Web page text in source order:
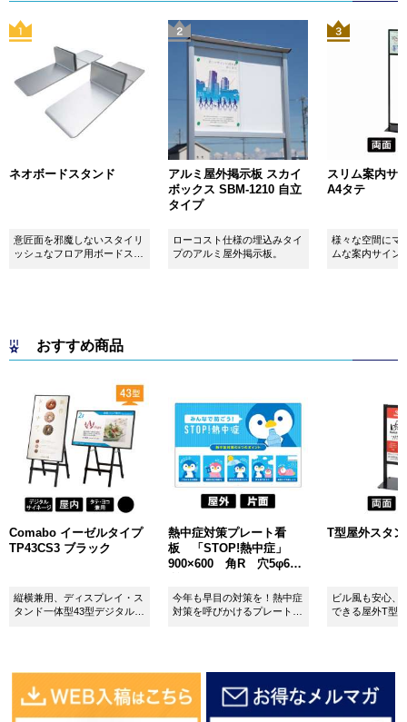
ネオボードスタンド
意匠面を邪魔しないスタイリ
ッシュなフロア用ボードスタ
アルミ屋外掲示板 スカイ
ボックス SBM-1210 自立
タイプ
ローコスト仕様の埋込みタイ
プのアルミ屋外掲示板。
スリム案内サ
A4タテ
様々な空間にマ
ムな案内サイン
おすすめ商品
Comabo イーゼルタイプ
TP43CS3 ブラック
縦横兼用、ディスプレイ・ス
タンド一体型43型デジタルサ
熱中症対策プレート看
板 「STOP!熱中症」
900×600 角R 穴5φ6カ
今年も早目の対策を！熱中症
対策を呼びかけるプレート看
T型屋外スタ
ビル風も安心、
できる屋外T型